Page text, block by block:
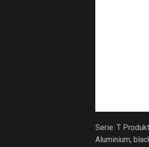
Serie: T
Aluminium,